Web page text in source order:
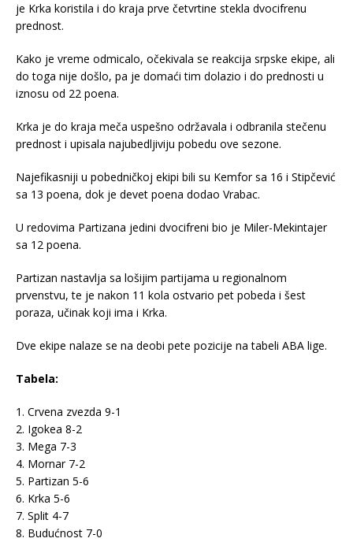
je Krka koristila i do kraja prve četvrtine stekla dvocifrenu
prednost.
Kako je vreme odmicalo, očekivala se reakcija srpske ekipe, ali
do toga nije došlo, pa je domaći tim dolazio i do prednosti u
iznosu od 22 poena.
Krka je do kraja meča uspešno održavala i odbranila stečenu
prednost i upisala najubedljiviju pobedu ove sezone.
Najefikasniji u pobedničkoj ekipi bili su Kemfor sa 16 i Stipčević
sa 13 poena, dok je devet poena dodao Vrabac.
U redovima Partizana jedini dvocifreni bio je Miler-Mekintajer
sa 12 poena.
Partizan nastavlja sa lošijim partijama u regionalnom
prvenstvu, te je nakon 11 kola ostvario pet pobeda i šest
poraza, učinak koji ima i Krka.
Dve ekipe nalaze se na deobi pete pozicije na tabeli ABA lige.
Tabela:
1. Crvena zvezda 9-1
2. Igokea 8-2
3. Mega 7-3
4. Mornar 7-2
5. Partizan 5-6
6. Krka 5-6
7. Split 4-7
8. Budućnost 7-0